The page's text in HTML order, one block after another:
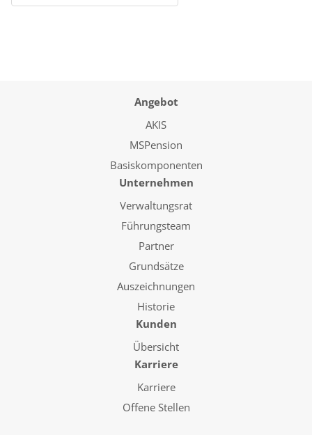
Angebot
AKIS
MSPension
Basiskomponenten
Unternehmen
Verwaltungsrat
Führungsteam
Partner
Grundsätze
Auszeichnungen
Historie
Kunden
Übersicht
Karriere
Karriere
Offene Stellen